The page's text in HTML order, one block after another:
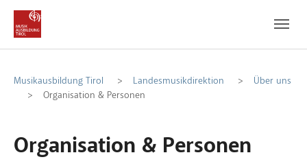
Zum Hauptinhalt
Zum Fußbereich
Musikausbildung Tirol Landesmusikdirektion
Über uns
Organisation & Personen
Organisation & Personen